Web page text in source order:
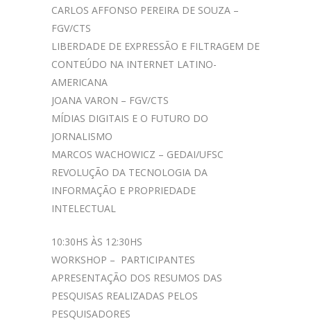
CARLOS AFFONSO PEREIRA DE SOUZA –
FGV/CTS
LIBERDADE DE EXPRESSÃO E FILTRAGEM DE
CONTEÚDO NA INTERNET LATINO-
AMERICANA
JOANA VARON – FGV/CTS
MÍDIAS DIGITAIS E O FUTURO DO
JORNALISMO
MARCOS WACHOWICZ – GEDAI/UFSC
REVOLUÇÃO DA TECNOLOGIA DA
INFORMAÇÃO E PROPRIEDADE
INTELECTUAL
10:30HS ÀS 12:30HS
WORKSHOP – PARTICIPANTES
APRESENTAÇÃO DOS RESUMOS DAS
PESQUISAS REALIZADAS PELOS
PESQUISADORES